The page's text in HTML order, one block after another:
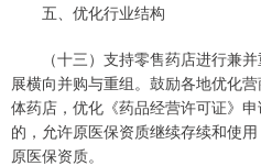
五、优化行业结构
（十三）支持零售药店进行兼并
展横向并购与重组。鼓励各地优化
体药店，优化《药品经营许可证》
的，允许原医保资质继续存续和使
原医保资质。